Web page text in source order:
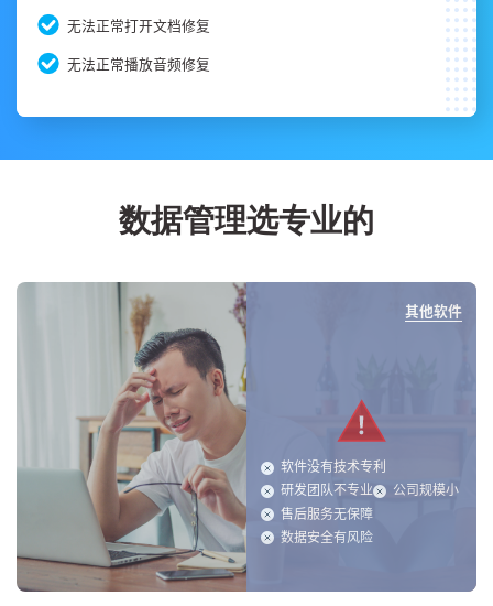
无法正常打开文档修复
无法正常播放音频修复
数据管理选专业的
其他软件
软件没有技术专利
研发团队不专业
公司规模小
售后服务无保障
数据安全有风险